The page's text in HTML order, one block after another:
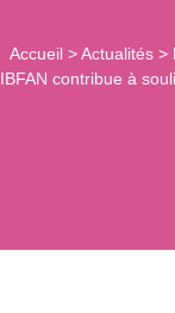
Accueil >Actualités >
IBFAN contribue à